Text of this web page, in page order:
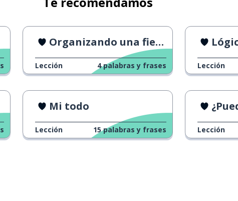
Organizando una fiesta
Lección 4 palabras y frases Lección
Mi todo
Lección 15 palabras y frases Lección